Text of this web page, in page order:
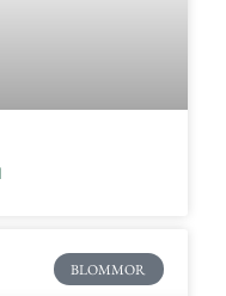
BLOMMOR